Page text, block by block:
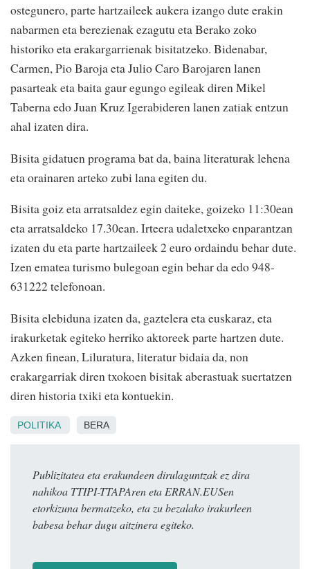
ostegunero, parte hartzaileek aukera izango dute erakin
nabarmen eta berezienak ezagutu eta Berako zoko
historiko eta erakargarrienak bisitatzeko. Bidenabar,
Carmen, Pio Baroja eta Julio Caro Barojaren lanen
pasarteak eta baita gaur egungo egileak diren Mikel
Taberna edo Juan Kruz Igerabideren lanen zatiak entzun
ahal izaten dira.
Bisita gidatuen programa bat da, baina literaturak lehena
eta orainaren arteko zubi lana egiten du.
Bisita goiz eta arratsaldez egin daiteke, goizeko 11:30ean
eta arratsaldeko 17.30ean. Irteera udaletxeko enparantzan
izaten du eta parte hartzaileek 2 euro ordaindu behar dute.
Izen ematea turismo bulegoan egin behar da edo 948-
631222 telefonoan.
Bisita elebiduna izaten da, gaztelera eta euskaraz, eta
irakurketak egiteko herriko aktoreek parte hartzen dute.
Azken finean, Liluratura, literatur bidaia da, non
erakargarriak diren txokoen bisitak aberastuak suertatzen
diren historia txiki eta kontuekin.
POLITIKA BERA
Publizitatea eta erakundeen dirulaguntzak ez dira
nahikoa TTIPI-TTAPAren eta ERRAN.EUSen
etorkizuna bermatzeko, eta zu bezalako irakurleen
babesa behar dugu aitzinera egiteko.